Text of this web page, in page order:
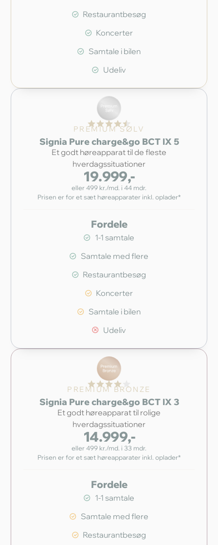
Restaurantbesøg
Koncerter
Samtale i bilen
Udeliv
PREMIUM SØLV
Signia Pure charge&go BCT IX 5
Et godt høreapparat til de fleste
hverdagssituationer
19.999,-
eller 499 kr./md. i 44 mdr.
Prisen er for et sæt høreapparater inkl. oplader*
Fordele
1-1 samtale
Samtale med flere
Restaurantbesøg
Koncerter
Samtale i bilen
Udeliv
PREMIUM BRONZE
Signia Pure charge&go BCT IX 3
Et godt høreapparat til rolige
hverdagssituationer
14.999,-
eller 499 kr./md. i 33 mdr.
Prisen er for et sæt høreapparater inkl. oplader*
Fordele
1-1 samtale
Samtale med flere
Restaurantbesøg